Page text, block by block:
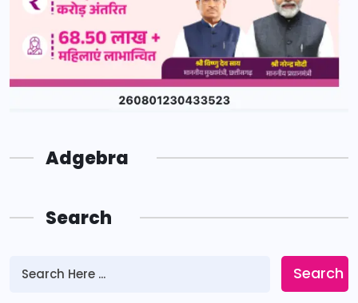
Adgebra
Search
Search